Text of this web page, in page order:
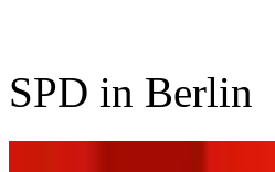
SPD in Berlin